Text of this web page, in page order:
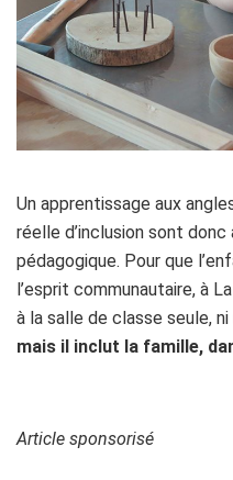
Un apprentissage aux
réelle d’inclusion sont
pédagogique. Pour que
l’esprit communautaire, à
à la salle de classe seule,
mais il inclut la famille,
Article sponsorisé